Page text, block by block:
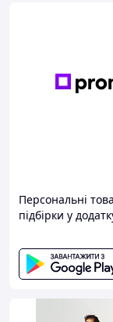
Персональні
підбірки у